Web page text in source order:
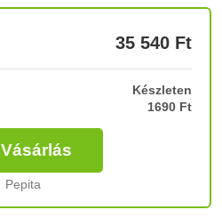
35 540 Ft
Készleten
1690 Ft
Vásárlás
Pepita